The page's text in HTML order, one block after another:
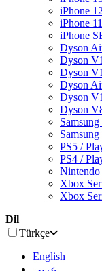
iPhone 12
iPhone 11
iPhone
Dyson
Dyson
Dyson
Dyson
Dyson
Dyson
PS5 /
PS4 /
Xbox
Xbox
Dil
Türkçe
English